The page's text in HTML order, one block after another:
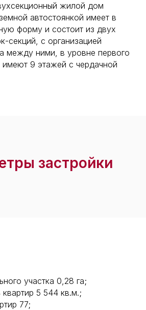
жилой дом
автостоянкой имеет в
форму и состоит из двух
секций, с организацией
между ними, в уровне первого
имеют 9 этажей с чердачной
застройки
участка 0,28 га;
5 544 кв.м.;
77;